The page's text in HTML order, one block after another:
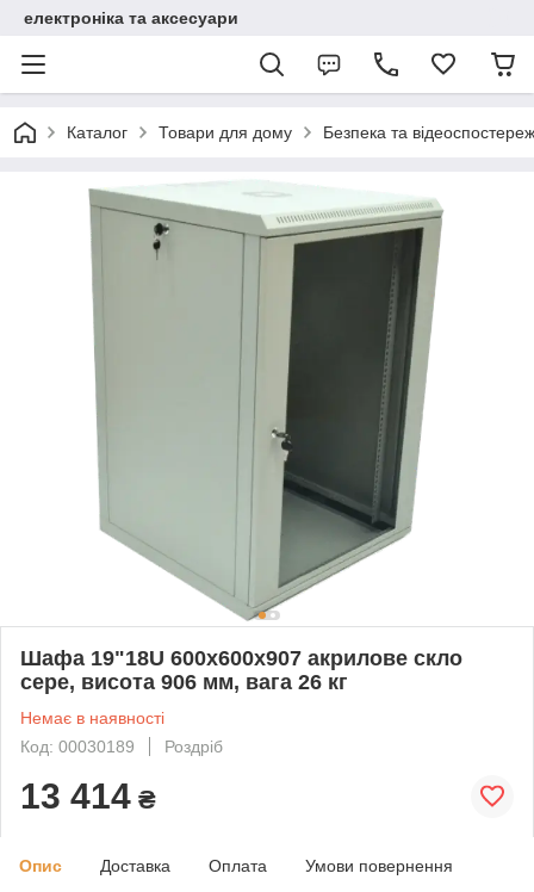
електроніка та аксесуари
Каталог Товари для дому Безпека та
Шафа 19"18U 600x600x907 акрилове скло
сере, висота 906 мм, вага 26 кг
Немає в наявності
Код: 00030189
Роздріб
13 414 ₴
Опис Доставка Оплата Умови повернення